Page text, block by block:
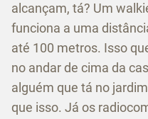
alcançam, tá? Um
funciona a uma
até 100 metros. Isso
no andar de cima da
alguém que tá no
que isso. Já os